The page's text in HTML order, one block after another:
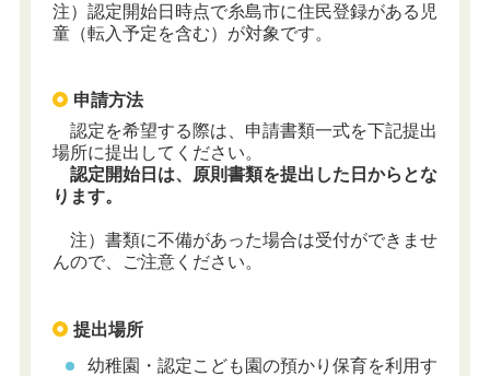
注）認定開始日時点で糸島市に住民登録がある児
童（転入予定を含む）が対象です。
申請方法
認定を希望する際は、申請書類一式を下記提出
場所に提出してください。
認定開始日は、原則書類を提出した日からとな
ります。
注）書類に不備があった場合は受付ができませ
んので、ご注意ください。
提出場所
幼稚園・認定こども園の預かり保育を利用す